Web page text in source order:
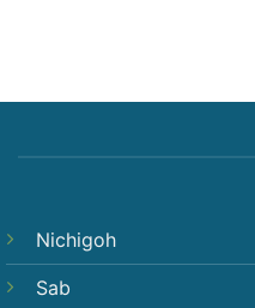
Nichigoh
Sab